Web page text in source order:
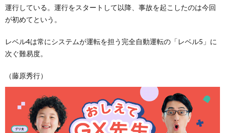
運行している。運行をスタートして以降、事故を起こしたのは今回
が初めてという。
レベル4は常にシステムが運転を担う完全自動運転の「レベル5」に
次ぐ難易度。
（藤原秀行）